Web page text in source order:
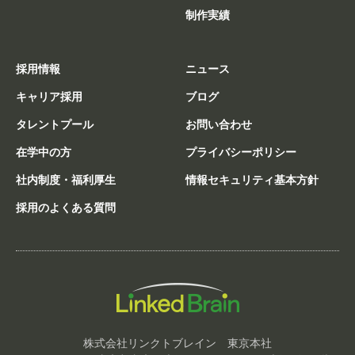
制作実績
採用情報
キャリア採用
タレントプール
在学中の方
社内制度・福利厚生
採用のよくある質問
ニュース
ブログ
お問い合わせ
プライバシーポリシー
情報セキュリティ基本方針
株式会社リンクトブレイン 東京本社